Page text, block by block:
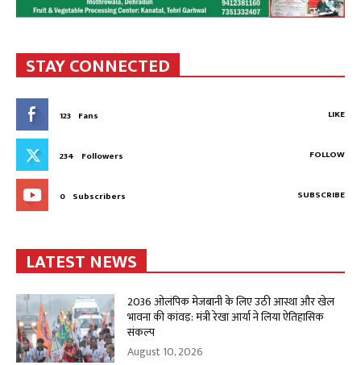
STAY CONNECTED
123 Fans LIKE
234 Followers FOLLOW
0 Subscribers SUBSCRIBE
LATEST NEWS
2036 ओलंपिक मेजबानी के लिए उठी आस्था और खेल
भावना की कांवड़: मंत्री रेखा आर्या ने लिया ऐतिहासिक
संकल्प
August 10, 2026